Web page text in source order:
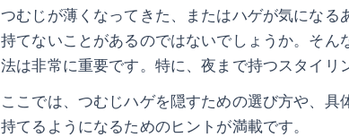
つむじが薄くなってきた、またはハゲが気にな
持てないことがあるのではないでしょうか。そ
法は非常に重要です。特に、夜まで持つスタイリ
ここでは、つむじハゲを隠すための選び方や、
持てるようになるためのヒントが満載です。